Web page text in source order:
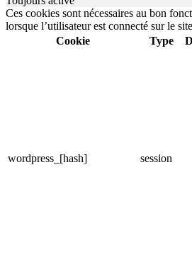
Ces cookies sont nécessaires au bon
lorsque l’utilisateur est connecté sur le
Cookie
Type
wordpress_[hash] session